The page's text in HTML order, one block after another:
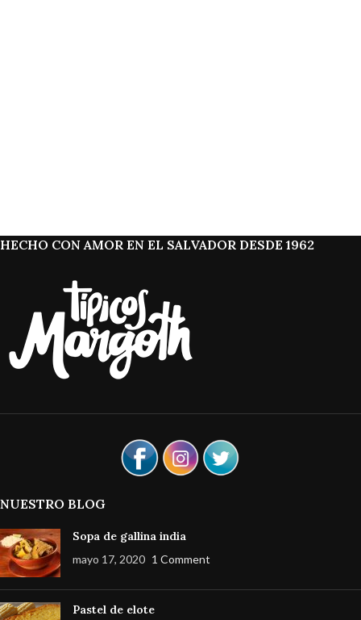
HECHO CON AMOR EN EL SALVADOR DESDE 1962
NUESTRO BLOG
Sopa de gallina india
mayo 17, 2020 1 Comment
Pastel de elote